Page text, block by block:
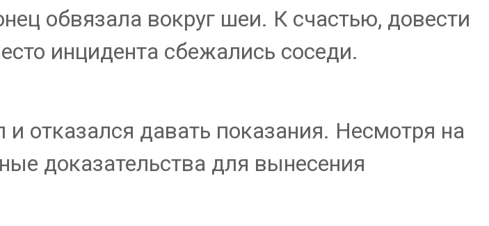
обвязала вокруг шеи. К счастью, довести
инцидента сбежались соседи.
отказался давать показания. Несмотря на
доказательства для вынесения